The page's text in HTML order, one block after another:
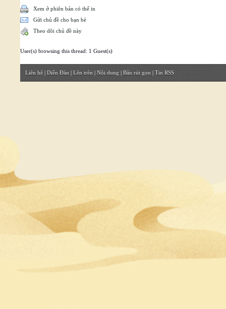
Xem ở phiên bản có thể in
Gửi chủ đề cho bạn bè
Theo dõi chủ đề này
User(s) browsing this thread: 1 Guest(s)
Liên hệ | Diễn Đàn | Lên trên | Nội dung | Bản rút gọn | Tin RSS